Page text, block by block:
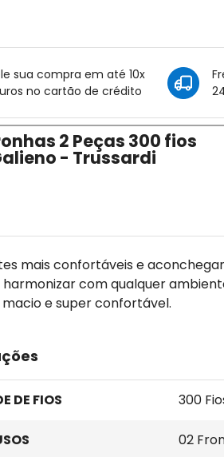
sua compra em até 10x
no cartão de crédito
2 Peças 300 fios
- Trussardi
mais confortáveis e
harmonizar com qualquer
macio e super confortável.
DE FIOS 300
02